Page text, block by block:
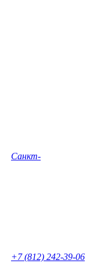
Санкт-
+7 (812) 242-39-06